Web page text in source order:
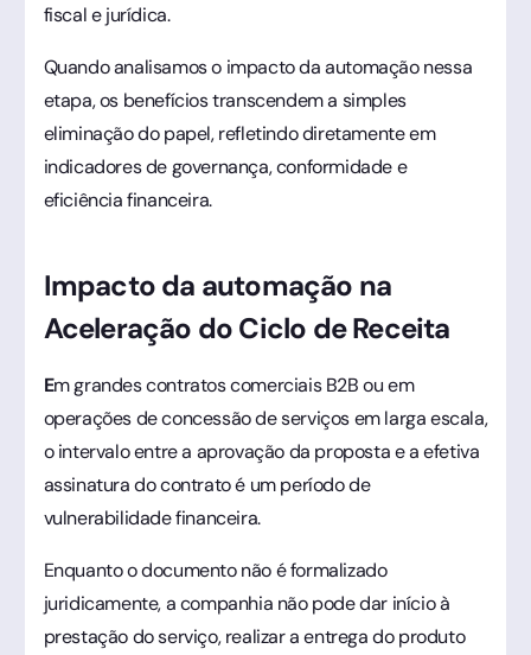
fiscal e jurídica.
Quando analisamos o impacto da automação nessa
etapa, os benefícios transcendem a simples
eliminação do papel, refletindo diretamente em
indicadores de governança, conformidade e
eficiência financeira.
Impacto da automação na
Aceleração do Ciclo de Receita
Em grandes contratos comerciais B2B ou em
operações de concessão de serviços em larga escala,
o intervalo entre a aprovação da proposta e a efetiva
assinatura do contrato é um período de
vulnerabilidade financeira.
Enquanto o documento não é formalizado
juridicamente, a companhia não pode dar início à
prestação do serviço, realizar a entrega do produto